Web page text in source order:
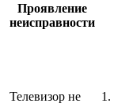
Проявление
неисправности
Телевизор не
1.